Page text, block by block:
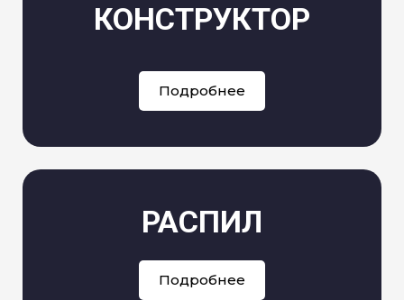
КОНСТРУКТОР
Подробнее
РАСПИЛ
Подробнее